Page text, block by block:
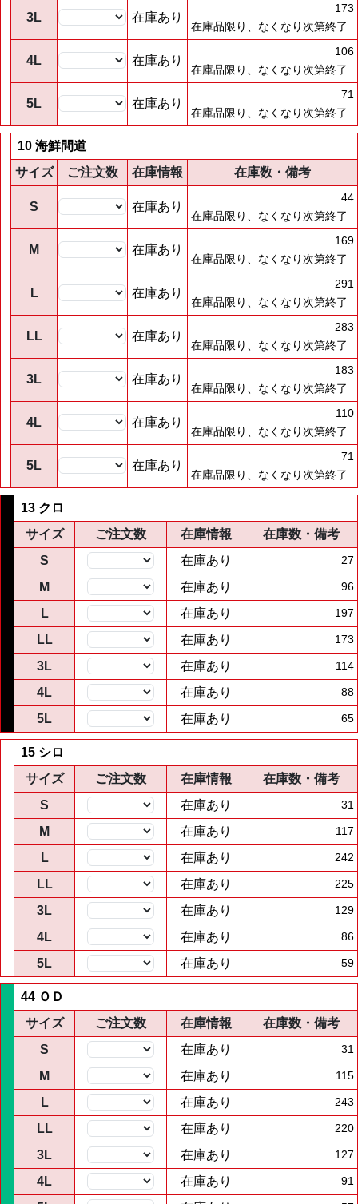
3L 在庫あり
173
在庫品限り、なくなり次第終了
4L 在庫あり
106
在庫品限り、なくなり次第終了
5L 在庫あり
71
在庫品限り、なくなり次第終了
10 海鮮間道
サイズ
ご注文数 在庫情報 在庫数・備考
S 在庫あり
44
在庫品限り、なくなり次第終了
M 在庫あり
169
在庫品限り、なくなり次第終了
L 在庫あり
291
在庫品限り、なくなり次第終了
LL 在庫あり
283
在庫品限り、なくなり次第終了
3L 在庫あり
183
在庫品限り、なくなり次第終了
4L 在庫あり
110
在庫品限り、なくなり次第終了
5L 在庫あり
71
在庫品限り、なくなり次第終了
13 クロ
サイズ
ご注文数 在庫情報
在庫数・備考
S
在庫あり 27
M 在庫あり 96
L 在庫あり 197
LL 在庫あり 173
3L 在庫あり 114
4L 在庫あり 88
5L 在庫あり 65
15 シロ
サイズ
ご注文数 在庫情報
在庫数・備考
S
在庫あり 31
M 在庫あり 117
L 在庫あり 242
LL 在庫あり 225
3L 在庫あり 129
4L 在庫あり 86
5L 在庫あり 59
44 ＯＤ
サイズ
ご注文数 在庫情報
在庫数・備考
S
在庫あり 31
M 在庫あり 115
L 在庫あり 243
LL 在庫あり 220
3L 在庫あり 127
4L 在庫あり 91